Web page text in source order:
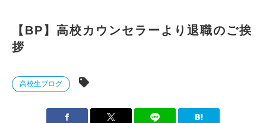
【BP】高校カウンセラーより退職のご挨
拶
高校生ブログ